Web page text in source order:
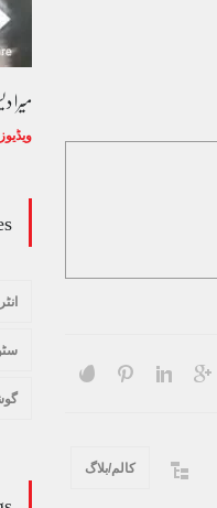
کالم/بلاگ
ویڈیوز